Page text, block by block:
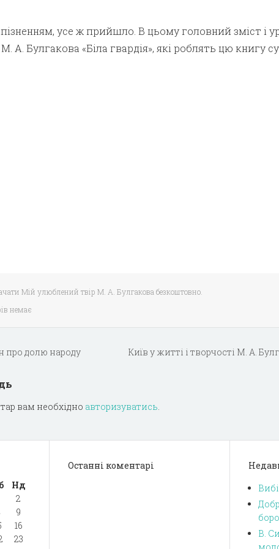
усе ж прийшло. В цьому головний зміст і
А. Булгакова «Біла гвардія», які роблять цю книгу
Мій улюблений твір М. А. Булгакова безкоштовно.
немає
про долю народу Київ у житті і творчості М. А.
вам необхідно авторизуватись.
Нд
2
9
16
23
Останні коментарі
В.